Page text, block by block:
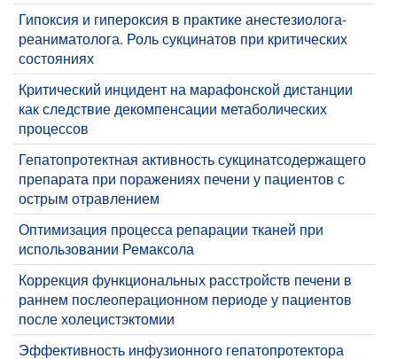
Гипоксия и гипероксия в практике анестезиолога-
реаниматолога. Роль сукцинатов при критических
состояниях
Критический инцидент на марафонской дистанции
как следствие декомпенсации метаболических
процессов
Гепатопротектная активность сукцинатсодержащего
препарата при поражениях печени у пациентов с
острым отравлением
Оптимизация процесса репарации тканей при
использовании Ремаксола
Коррекция функциональных расстройств печени в
раннем послеоперационном периоде у пациентов
после холецистэктомии
​Эффективность инфузионного гепатопротектора